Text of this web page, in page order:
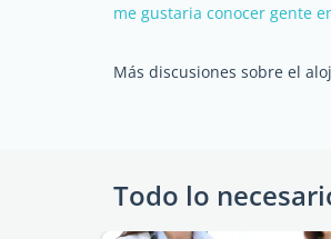
me gustaria conocer gente
Más discusiones sobre el
Todo lo